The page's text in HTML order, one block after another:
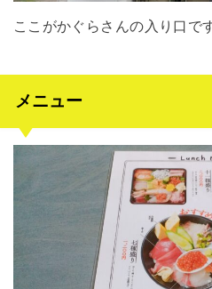
ここがかぐらさんの入り口で
メニュー